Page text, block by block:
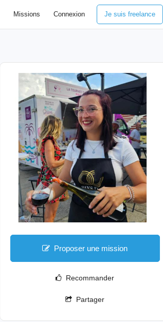
Missions Connexion Je suis freelance
Proposer une mission
Recommander
Partager